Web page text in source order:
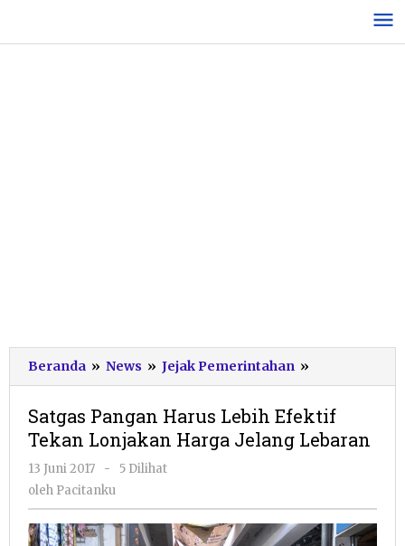
konten
Beranda » News » Jejak Pemerintahan »
Pangan
Lebih
Efektif
Lebaran
Satgas Pangan Harus Lebih Efektif
Tekan Lonjakan Harga Jelang Lebaran
13 Juni 2017
oleh
Pacitanku
-
5 Dilihat
oleh Pacitanku